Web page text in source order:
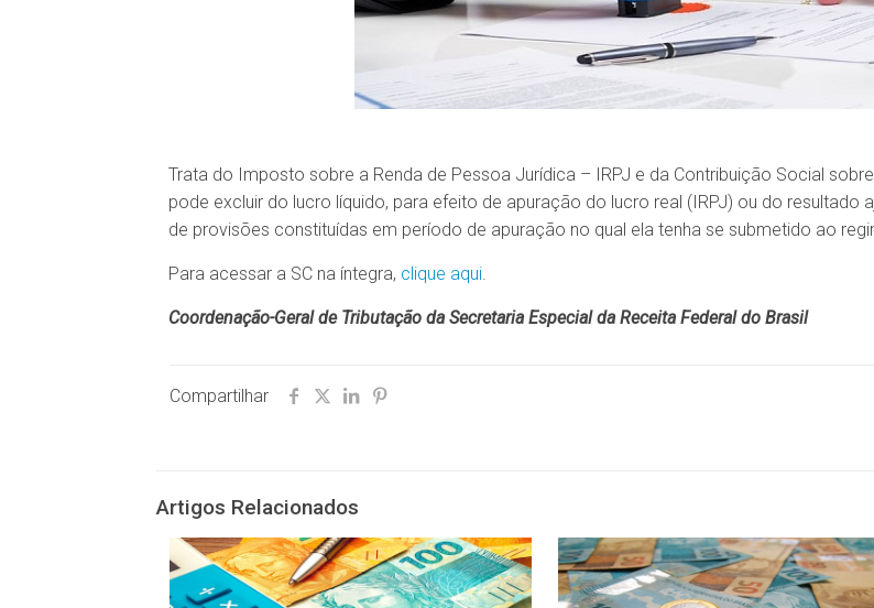
Trata do Imposto sobre a Renda de Pessoa Jurídica – IRPJ e da Contribuição Social
pode excluir do lucro líquido, para efeito de apuração do lucro real (IRPJ) ou do resultado
de provisões constituídas em período de apuração no qual ela tenha se submetido ao
Para acessar a SC na íntegra, clique aqui.
Coordenação-Geral de Tributação da Secretaria Especial da Receita Federal do Brasil
Compartilhar
Artigos Relacionados